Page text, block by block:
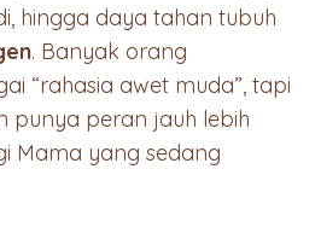
hingga daya tahan tubuh
. Banyak orang
“rahasia awet muda”, tapi
punya peran jauh lebih
Mama yang sedang